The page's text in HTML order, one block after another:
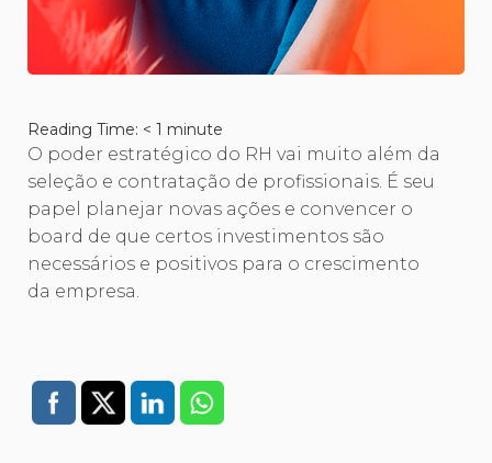
Reading Time: < 1 minute
O poder estratégico do RH vai muito além da
seleção e contratação de profissionais. É seu
papel planejar novas ações e convencer o
board de que certos investimentos são
necessários e positivos para o crescimento
da empresa.